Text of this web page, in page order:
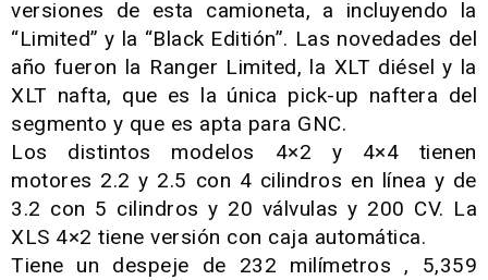
versiones de esta camioneta, a incluyendo la
“Limited” y la “Black Editión”. Las novedades del
año fueron la Ranger Limited, la XLT diésel y la
XLT nafta, que es la única pick-up naftera del
segmento y que es apta para GNC.
Los distintos modelos 4×2 y 4×4 tienen
motores 2.2 y 2.5 con 4 cilindros en línea y de
3.2 con 5 cilindros y 20 válvulas y 200 CV. La
XLS 4×2 tiene versión con caja automática.
Tiene un despeje de 232 milímetros , 5,359